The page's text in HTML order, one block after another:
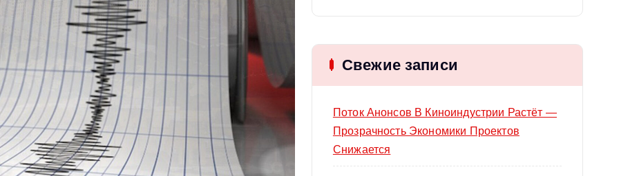
и
:
Свежие записи
Поток Анонсов В Киноиндустрии Растёт —
Прозрачность Экономики Проектов
Снижается